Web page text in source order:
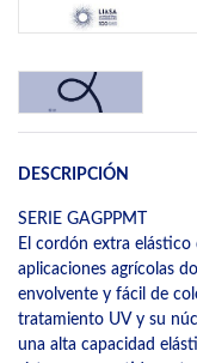
DESCRIPCIÓN
SERIE GAGPPMT
El cordón extra
aplicaciones agrícolas
envolvente y fácil de
tratamiento UV y su
una alta capacidad